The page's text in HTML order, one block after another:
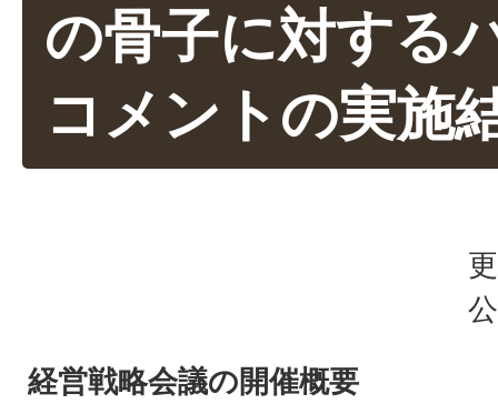
の骨子に対する
コメントの実施
経営戦略会議の開催概要